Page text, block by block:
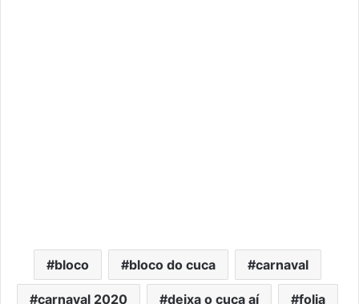
bloco bloco do cuca carnaval
carnaval 2020 deixa o cuca aí folia